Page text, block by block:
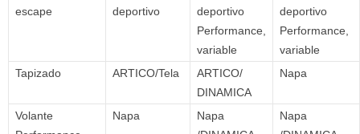
escape
deportivo
deportivo
Performance,
variable
deportivo
Performance,
variable
Tapizado
ARTICO/Tela
ARTICO/
DINAMICA
Napa
Volante
Napa
Napa
Napa